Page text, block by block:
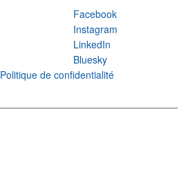
Facebook
Instagram
LinkedIn
Bluesky
Politique de confidentialité